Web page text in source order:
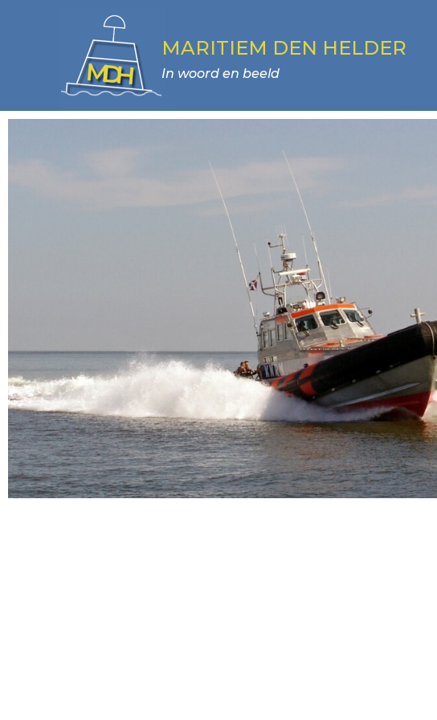
MARITIEM DEN HELDER
In woord en beeld